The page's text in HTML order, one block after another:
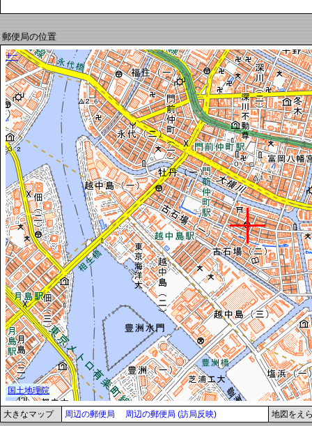
郵便局の位置
大きなマップ 周辺の郵便局 周辺の郵便局 (訪局反映) 地図をえ